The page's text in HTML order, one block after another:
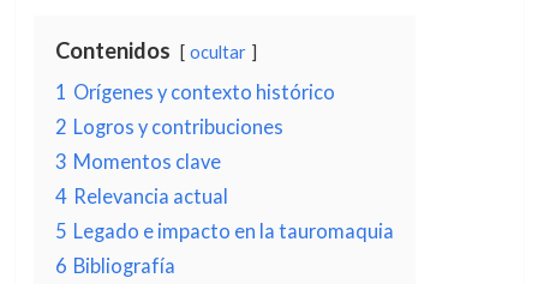
Contenidos ocultar
1 Orígenes y contexto histórico
2 Logros y contribuciones
3 Momentos clave
4 Relevancia actual
5 Legado e impacto en la tauromaquia
6 Bibliografía